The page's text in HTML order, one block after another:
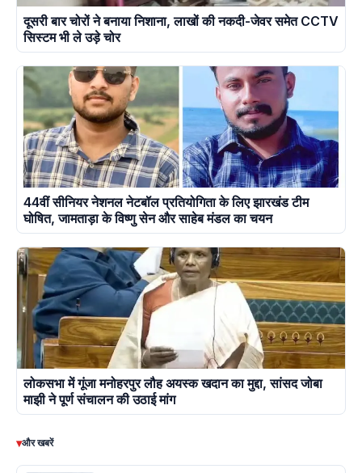
दूसरी बार चोरों ने बनाया निशाना, लाखों की नकदी-जेवर समेत CCTV
सिस्टम भी ले उड़े चोर
44वीं सीनियर नेशनल नेटबॉल प्रतियोगिता के लिए झारखंड टीम
घोषित, जामताड़ा के विष्णु सेन और साहेब मंडल का चयन
लोकसभा में गूंजा मनोहरपुर लौह अयस्क खदान का मुद्दा, सांसद जोबा
माझी ने पूर्ण संचालन की उठाई मांग
▾और खबरें